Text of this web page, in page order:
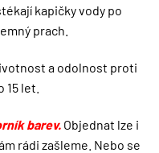
kapičky vody po
prach.
a odolnost proti
let.
barev. Objednat lze i
rádi zašleme. Nebo se